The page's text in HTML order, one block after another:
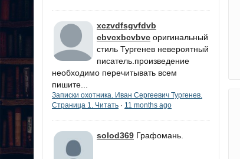
xczvdfsgvfdvb
cbvcxbcvbvc оригинальный
стиль Тургенев невероятный
писатель.произведение
необходимо перечитывать всем
пишите...
Записки охотника. Иван Сергеевич Тургенев.
Страница 1. Читать · 11 months ago
solod369 Графомань.